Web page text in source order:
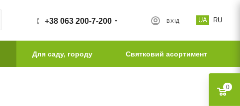
UA RU
ВХІД
+38 063 200-7-200
Для саду, городу Святковий асортимент
0